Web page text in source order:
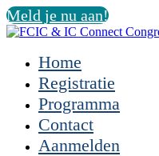
Meld je nu aan!
Home
Registratie
Programma
Contact
Aanmelden